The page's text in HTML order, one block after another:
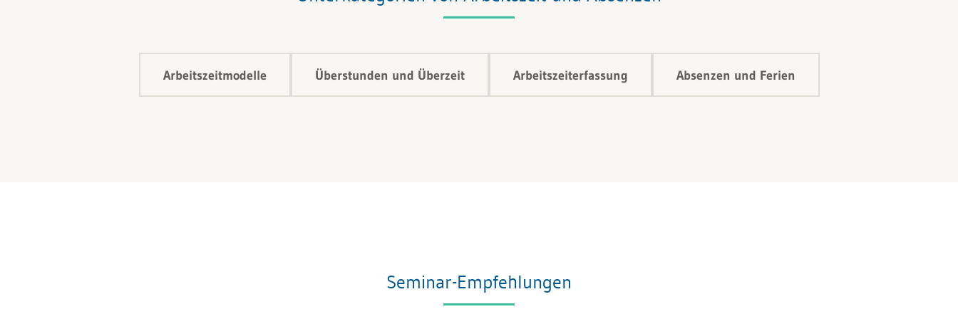
Arbeitszeitmodelle Überstunden und Überzeit Arbeitszeiterfassung Absenzen und Ferien
Seminar-Empfehlungen